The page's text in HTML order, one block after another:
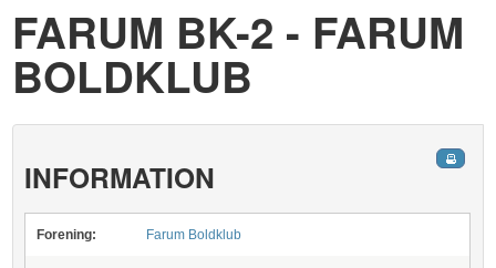
FARUM BK-2 - FARUM
BOLDKLUB
INFORMATION
Forening: Farum Boldklub